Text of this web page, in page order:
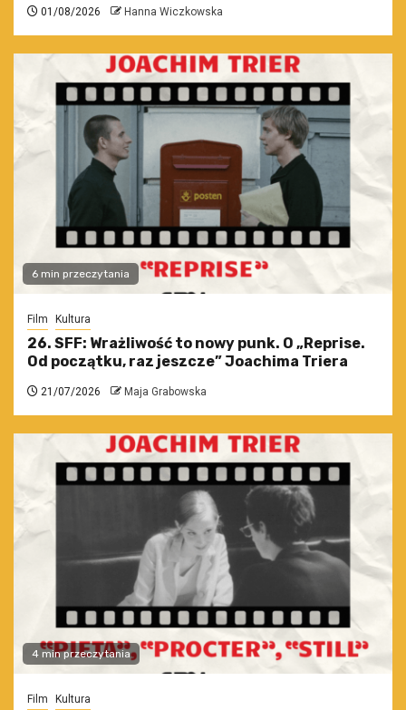
01/08/2026 Hanna Wiczkowska
6 min przeczytania
Film Kultura
26. SFF: Wrażliwość to nowy punk. O „Reprise.
Od początku, raz jeszcze” Joachima Triera
21/07/2026 Maja Grabowska
4 min przeczytania
Film Kultura